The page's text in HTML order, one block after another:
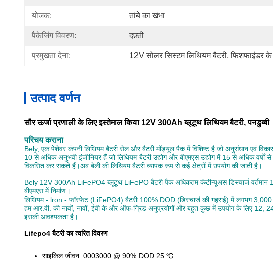
योजक: तांबे का खंभा
पैकेजिंग विवरण: दफ़्ती
प्रमुखता देना: 12V सोलर सिस्टम लिथियम बैटरी, फिशफाइंडर के
उत्पाद वर्णन
सौर ऊर्जा प्रणाली के लिए इस्तेमाल किया 12V 300Ah ब्लूटूथ लिथियम बैटरी, पनडुब्बी
परिचय कराना
Bely, एक पेशेवर कंपनी लिथियम बैटरी सेल और बैटरी मॉड्यूल पैक में विशिष्ट है जो अनुसंधान एवं
10 से अधिक अनुभवी इंजीनियर हैं जो लिथियम बैटरी उद्योग और बीएमएस उद्योग में 15 से अधिक
विकसित कर सकते हैं।अब बेली की लिथियम बैटरी व्यापक रूप से कई क्षेत्रों में उपयोग की जाती है।
Bely 12V 300Ah LiFePO4 ब्लूटूथ LiFePO बैटरी पैक अधिकतम कंटीन्यूअस डिस्चार्ज
बीएमएस में निर्माण।
लिथियम - lron - फॉस्फेट (LiFePO4) बैटरी 100% DOD (डिस्चार्ज की गहराई) में लगभग
हम आर.वी. की नावों, नावों, ईवी के और ऑफ-ग्रिड अनुप्रयोगों और बहुत कुछ में उपयोग के लिए 12,
इसकी आवश्यकता है।
Lifepo4 बैटरी का त्वरित विवरण
साइकिल जीवन: 0003000 @ 90% DOD 25 ℃